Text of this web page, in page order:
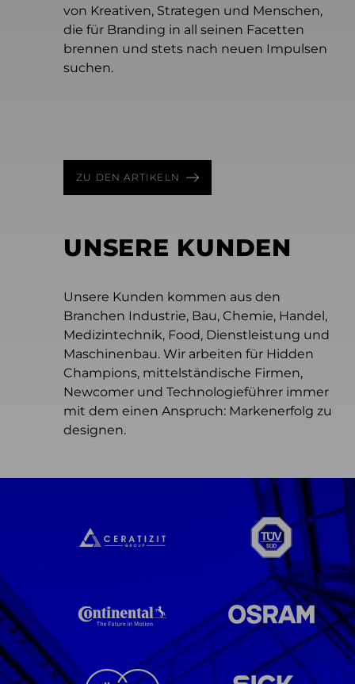
von Kreativen, Strategen und Menschen,
die für Branding in all seinen Facetten
brennen und stets nach neuen Impulsen
suchen.
Juli 17, 2026 - 7 Min Lesezeit
Mythos Gelbes Trikot
Wie das Gelbe Trikot verdeutlicht, warum
starke Marken Mut zur Langfristigkeit
Juni 22, 2026 - 6 Min Lesezeit
Content macht noch keine Marke
Wenn KI mehr Content möglich macht,
April 22, 2026 - 4 Min Lesezeit
Werden wir immer unkreativer?
ZU DEN ARTIKELN
UNSERE KUNDEN
Unsere Kunden kommen aus den
Branchen Industrie, Bau, Chemie, Handel,
Medizintechnik, Food, Dienstleistung und
Maschinenbau. Wir arbeiten für Hidden
Champions, mittelständische Firmen,
Newcomer und Technologieführer immer
mit dem einen Anspruch: Markenerfolg zu
designen.